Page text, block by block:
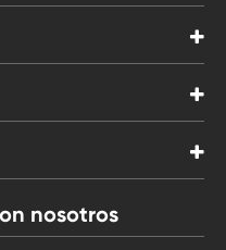
nosotros